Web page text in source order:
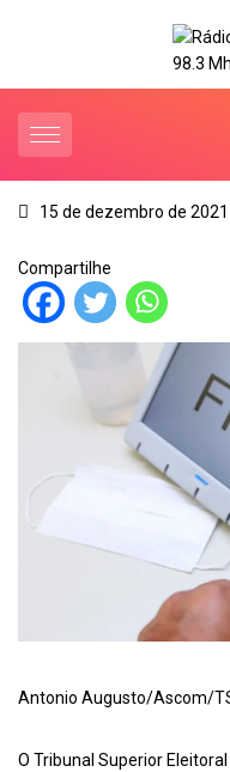
15 de dezembro de 2021
Compartilhe
Antonio Augusto/Ascom/
O Tribunal Superior